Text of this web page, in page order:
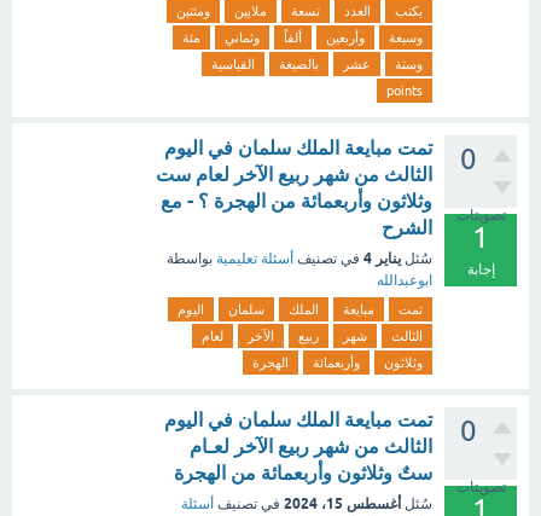
يكتب العدد تسعة ملايين
ومئتين
وسبعة
وأربعين ألفاً وثماني
مئة
وستة
عشر بالصيغة
القياسية
points
0
تصويتات
1
إجابة
تمت مبايعة الملك سلمان في اليوم
الثالث من شهر ربيع الآخر لعام ست
وثلاثون وأربعمائة من الهجرة ؟ - مع
الشرح
سُئل يناير 4 في تصنيف أسئلة تعليمية بواسطة
ابوعبدالله
تمت مبايعة الملك سلمان
اليوم
الثالث
شهر ربيع الآخر
لعام
وثلاثون
وأربعمائة الهجرة
0
تصويتات
1
تمت مبايعة الملك سلمان في اليوم
الثالث من شهر ربيع الآخر لعـام
ستٌ وثلاثون وأربعمائة من الهجرة
سُئل أغسطس 15، 2024 في تصنيف أسئلة